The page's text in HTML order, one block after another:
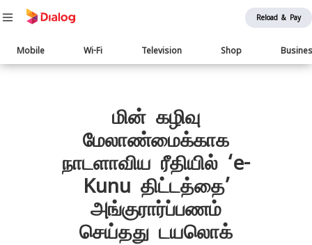
Reload & Pay
Main
navigation
Mobile Wi-Fi Television Shop
Body
மின் கழிவு
மேலாண்மைக்காக
நாடளாவிய ரீதியில் ‘e-
Kunu திட்டத்தை’
அங்குரார்ப்பணம்
செய்தது டயலொக்